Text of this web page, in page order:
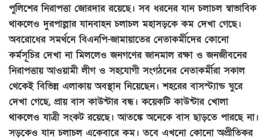
পুলিশের নিরাপত্তা জোরদার রয়েছে। সব ধরনের যান চলাচল স্বাভাবিক
থাকলেও দুরপাল্লার যানবাহন চলাচল মহাসড়কে কম দেখা গেছে।
অবরোধের সমর্থনে বিএনপি-জামায়াতের নেতাকর্মীদের কোনো
কর্মসূচির দেখা না মিললেও জনগণের জানমাল রক্ষা ও জনজীবনের
নিরাপত্তায় আওয়ামী লীগ ও সহযোগী সংগঠনের নেতাকর্মীরা সকাল
থেকেই বিভিন্ন এলাকায় অবস্থান নিয়েছেন। শহরের বাসস্ট্যান্ড ঘুরে
দেখা গেছে, প্রায় বাস কাউন্টার বন্ধ। কয়েকটি কাউন্টার খোলা
থাকলেও যাত্রী সংকট রয়েছে। আতঙ্কে অনেকে বাস ছাড়তে পারছে না।
সড়কেও যান চলাচল একেবারে কম। তবে এখনো কোনো অপ্রীতিকর